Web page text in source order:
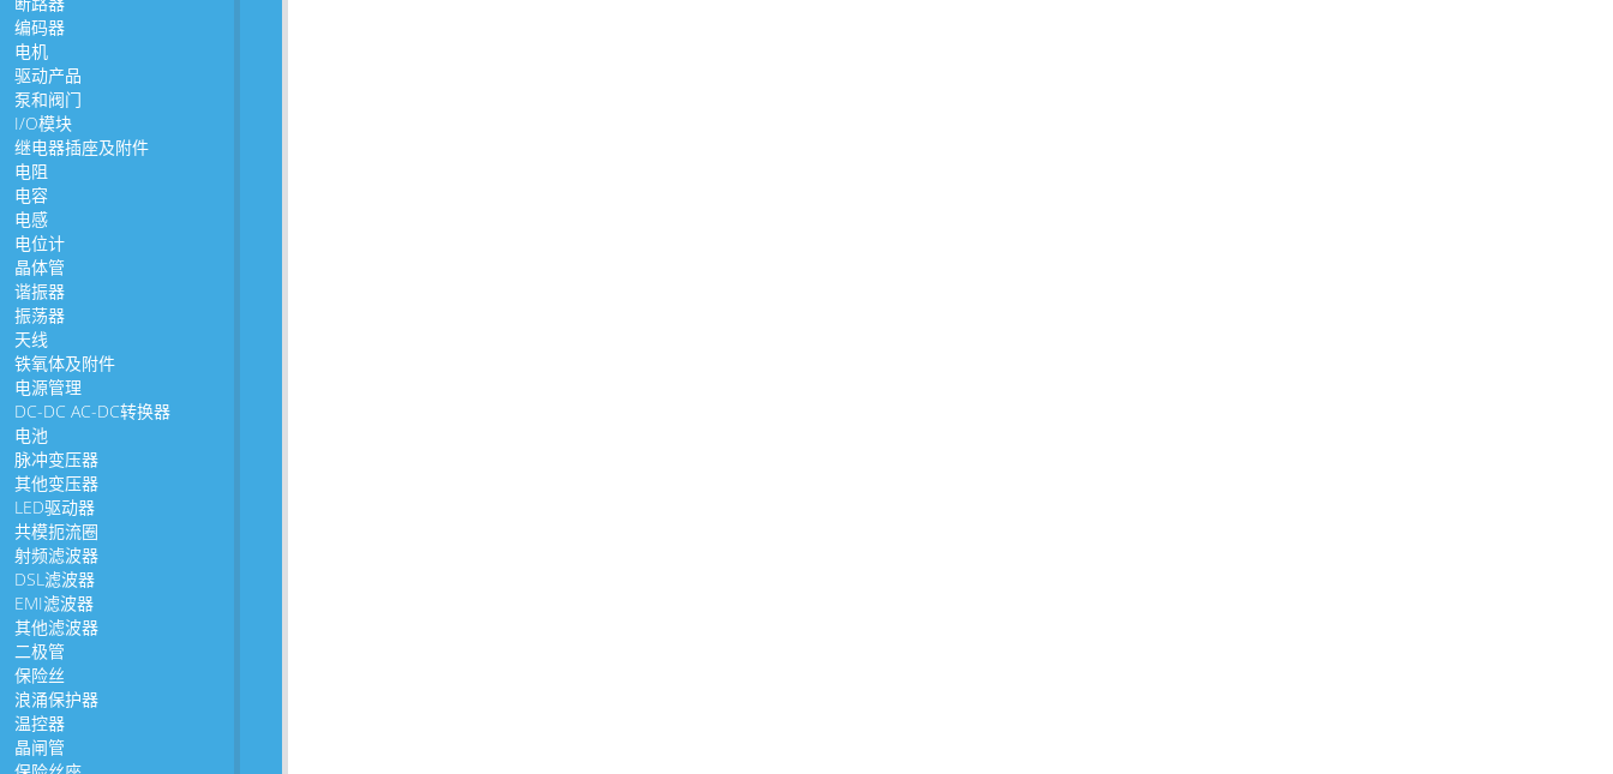
编码器
电机
驱动产品
泵和阀门
I/O模块
继电器插座及附件
电阻
电容
电感
电位计
晶体管
谐振器
振荡器
天线
铁氧体及附件
电源管理
DC-DC AC-DC转换器
电池
脉冲变压器
其他变压器
LED驱动器
共模扼流圈
射频滤波器
DSL滤波器
EMI滤波器
其他滤波器
二极管
保险丝
浪涌保护器
温控器
晶闸管